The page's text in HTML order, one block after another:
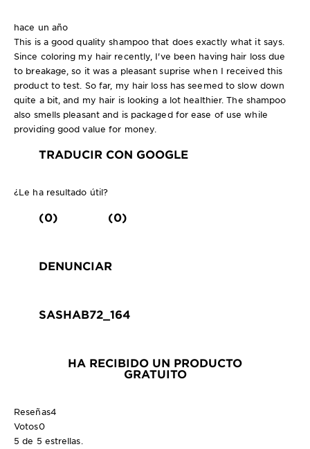
hace un año
This is a good quality shampoo that does exactly what it says.
Since coloring my hair recently, I've been having hair loss due
to breakage, so it was a pleasant suprise when I received this
product to test. So far, my hair loss has seemed to slow down
quite a bit, and my hair is looking a lot healthier. The shampoo
also smells pleasant and is packaged for ease of use while
providing good value for money.
TRADUCIR CON GOOGLE
¿Le ha resultado útil?
(0) (0)
DENUNCIAR
SASHAB72_164
HA RECIBIDO UN PRODUCTO
GRATUITO
Reseñas4
Votos0
5 de 5 estrellas.